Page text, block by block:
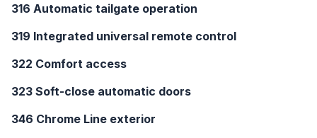
316 Automatic tailgate operation
319 Integrated universal remote control
322 Comfort access
323 Soft-close automatic doors
346 Chrome Line exterior